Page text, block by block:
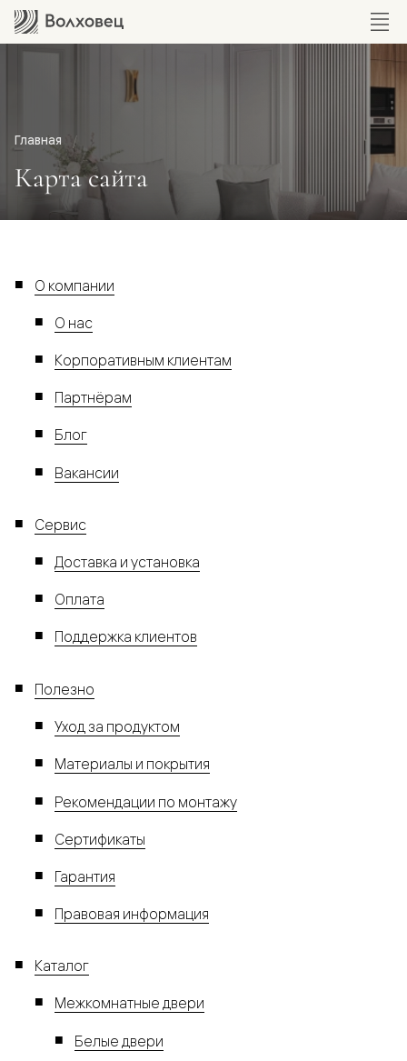
Главная
Карта сайта
О компании
О нас
Корпоративным клиентам
Партнёрам
Блог
Вакансии
Сервис
Доставка и установка
Оплата
Поддержка клиентов
Полезно
Уход за продуктом
Материалы и покрытия
Рекомендации по монтажу
Сертификаты
Гарантия
Правовая информация
Каталог
Межкомнатные двери
Белые двери